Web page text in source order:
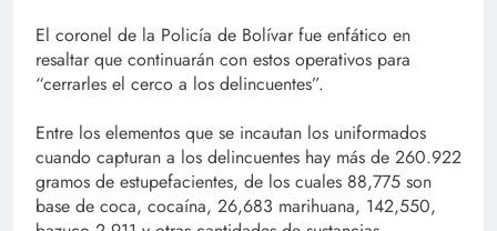
El coronel de la Policía de Bolívar fue enfático en
resaltar que continuarán con estos operativos para
“cerrarles el cerco a los delincuentes”.
Entre los elementos que se incautan los uniformados
cuando capturan a los delincuentes hay más de 260.922
gramos de estupefacientes, de los cuales 88,775 son
base de coca, cocaína, 26,683 marihuana, 142,550,